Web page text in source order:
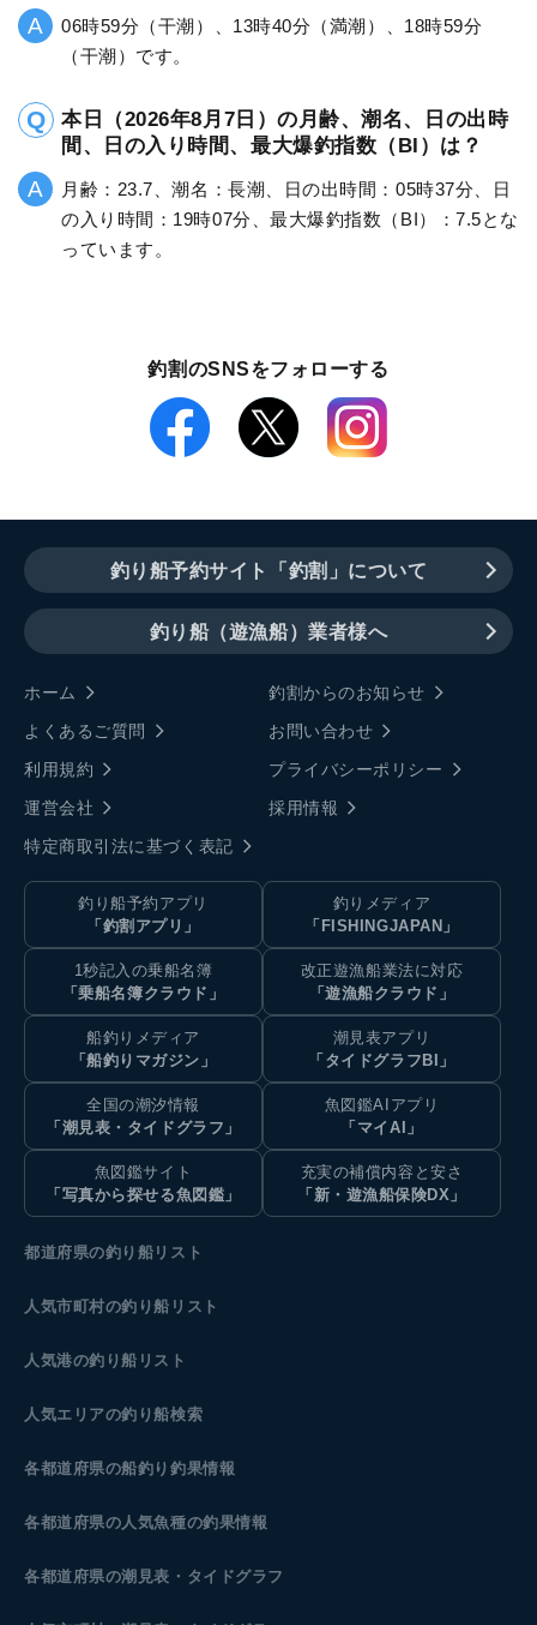
06時59分（干潮）、13時40分（満潮）、18時59分
（干潮）です。
本日（2026年8月7日）の月齢、潮名、日の出時
間、日の入り時間、最大爆釣指数（BI）は？
月齢：23.7、潮名：長潮、日の出時間：05時37分、日
の入り時間：19時07分、最大爆釣指数（BI）：7.5とな
っています。
釣割のSNSをフォローする
釣り船予約サイト「釣割」について
釣り船（遊漁船）業者様へ
ホーム
釣割からのお知らせ
よくあるご質問
お問い合わせ
利用規約
プライバシーポリシー
運営会社
採用情報
特定商取引法に基づく表記
釣り船予約アプリ
「釣割アプリ」
釣りメディア
「FISHINGJAPAN」
1秒記入の乗船名簿
「乗船名簿クラウド」
改正遊漁船業法に対応
「遊漁船クラウド」
船釣りメディア
「船釣りマガジン」
潮見表アプリ
「タイドグラフBI」
全国の潮汐情報
「潮見表・タイドグラフ」
魚図鑑AIアプリ
「マイAI」
魚図鑑サイト
「写真から探せる魚図鑑」
充実の補償内容と安さ
「新・遊漁船保険DX」
都道府県の釣り船リスト
人気市町村の釣り船リスト
人気港の釣り船リスト
人気エリアの釣り船検索
各都道府県の船釣り釣果情報
各都道府県の人気魚種の釣果情報
各都道府県の潮見表 ・タイドグラフ